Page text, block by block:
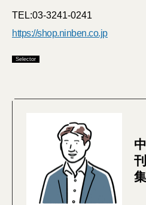
TEL:03-3241-0241
https://shop.ninben.co.jp
Selector